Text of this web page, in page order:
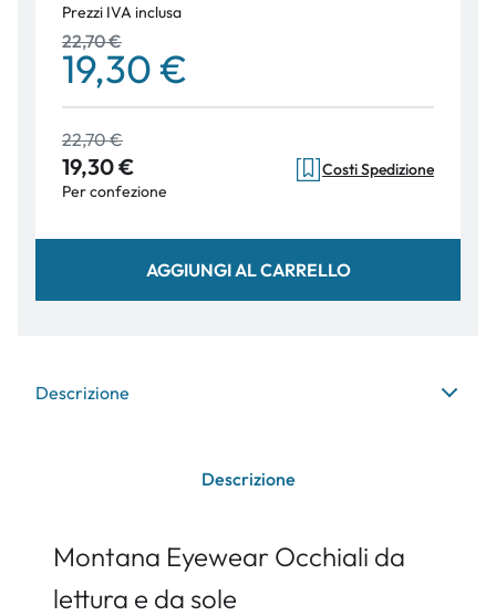
Prezzi IVA inclusa
22,70 €
19,30 €
22,70 €
19,30 €
Per confezione
Costi Spedizione
AGGIUNGI AL CARRELLO
Descrizione
Descrizione
Montana Eyewear Occhiali da
lettura e da sole